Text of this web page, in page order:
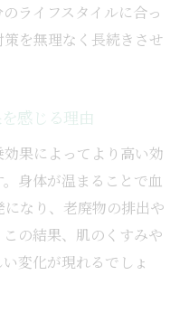
ライフスタイルに合っ
を無理なく長続きさせ
感じる理由
果によってより高い効
身体が温まることで血
なり、老廃物の排出や
の結果、肌のくすみや
変化が現れるでしょ